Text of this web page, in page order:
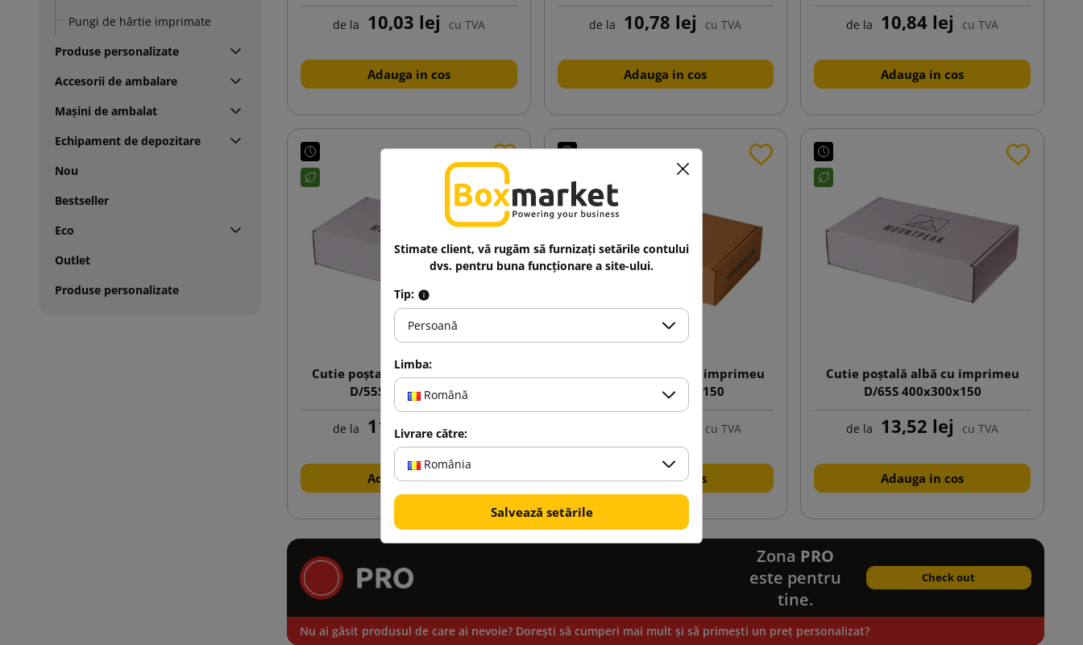
Pungi de hârtie imprimate
Produse personalizate
Accesorii de ambalare
Mașini de ambalat
Echipament de depozitare
Nou
Bestseller
Eco
Outlet
Produse personalizate
de la 10,03 lej cu TVA
Adauga in cos
de la 10,78 lej cu TVA
Adauga in cos
de la 10,84 lej cu TVA
Adauga in cos
Cutie poștală albă cu imprimeu
D/55S 350x250x140
de la 11,69 lej cu TVA
Adauga in cos
Cutie poștală maro cu imprimeu
D/60S 400x300x150
cu TVA
Adauga in cos
Cutie poștală albă cu imprimeu
D/65S 400x300x150
de la 13,52 lej cu TVA
Adauga in cos
Zona PRO
este pentru
tine.
Check out
Nu ai găsit produsul de care ai nevoie? Doreşti să cumperi mai mult și să primești un preț personalizat?
Stimate client, vă rugăm să furnizați setările contului
dvs. pentru buna funcționare a site-ului.
Tip:
Persoană
Limba:
Română
Livrare către:
România
Salvează setările